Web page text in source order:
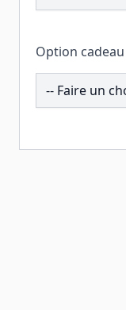
Option
259325